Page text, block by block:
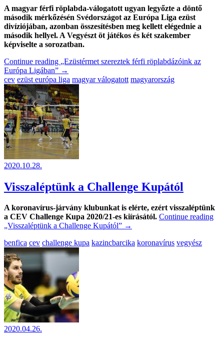
A magyar férfi röplabda-válogatott ugyan legyőzte a döntő
második mérkőzésén Svédországot az Európa Liga ezüst
divíziójában, azonban összesítésben meg kellett elégednie a
második hellyel. A Vegyészt öt játékos és két szakember
képviselte a sorozatban.
Continue reading „Ezüstérmet szereztek férfi röplabdázóink az
Európa Ligában” →
cev ezüst európa liga magyar válogatott magyarország
2020.10.28.
Visszaléptünk a Challenge Kupától
A koronavírus-járvány klubunkat is elérte, ezért visszaléptünk
a CEV Challenge Kupa 2020/21-es kiírásától. Continue reading
„Visszaléptünk a Challenge Kupától” →
benfica cev challenge kupa kazincbarcika koronavírus vegyész
2020.04.26.